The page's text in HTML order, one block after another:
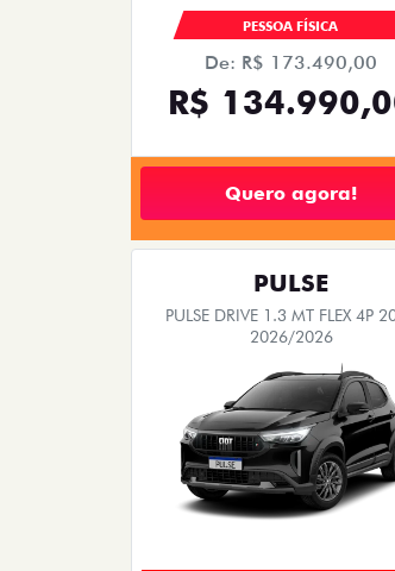
PESSOA FÍSICA
De: R$ 173.490,00
R$
Quero agora!
PULSE
PULSE DRIVE 1.3 MT FLEX 4P
2026/2026